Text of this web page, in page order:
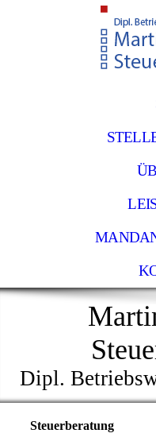
Dipl.
Steuerberatung